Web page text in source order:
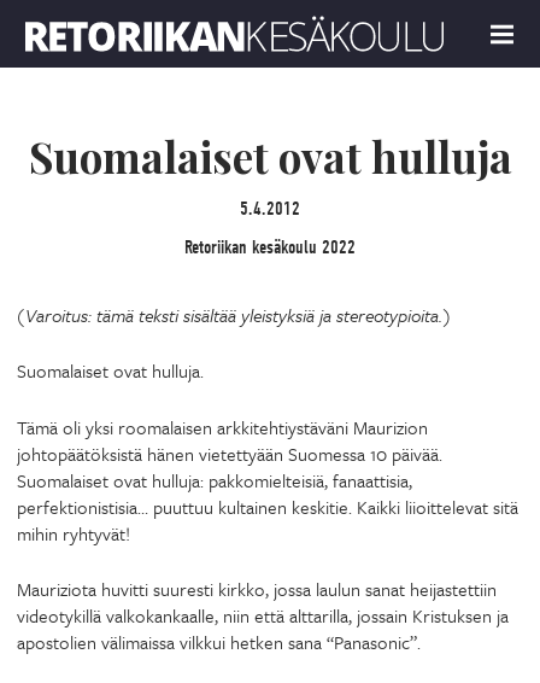
MENU
Suomalaiset ovat hulluja
5.4.2012
Retoriikan kesäkoulu 2022
(Varoitus: tämä teksti sisältää yleistyksiä ja stereotypioita.)
Suomalaiset ovat hulluja.
Tämä oli yksi roomalaisen arkkitehtiystäväni Maurizion
johtopäätöksistä hänen vietettyään Suomessa 10 päivää.
Suomalaiset ovat hulluja: pakkomielteisiä, fanaattisia,
perfektionistisia… puuttuu kultainen keskitie. Kaikki liioittelevat sitä
mihin ryhtyvät!
Mauriziota huvitti suuresti kirkko, jossa laulun sanat heijastettiin
videotykillä valkokankaalle, niin että alttarilla, jossain Kristuksen ja
apostolien välimaissa vilkkui hetken sana “Panasonic”.